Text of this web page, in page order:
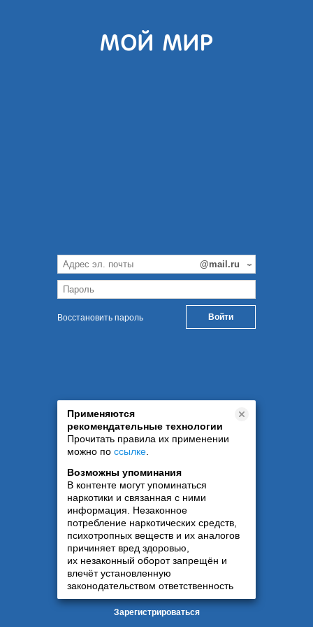
Восстановить пароль
Применяются
рекомендательные технологии
Прочитать правила их применении
можно по ссылке
Возможны упоминания
В контенте могут упоминаться
наркотики и связанная с ними
информация. Незаконное
потребление наркотических средств,
психотропных веществ и их аналогов
причиняет вред здоровью,
их незаконный оборот запрещён и
влечёт установленную
законодательством ответственность
Зарегистрироваться